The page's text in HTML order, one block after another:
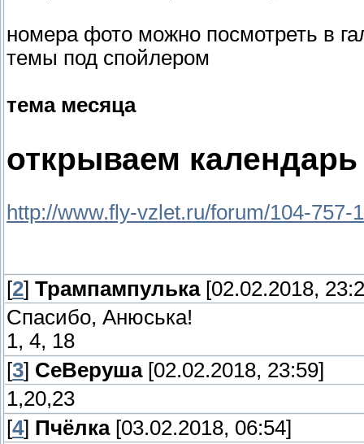
номера фото можно посмотреть в
темы под спойлером
тема месяца
открываем
http://www.fly-vzlet.ru/forum/104-757-1
[2] Трампампулька[02.02.2018,
Спасибо, Анюська!
1, 4, 18
[3] СеВеруша[02.02.2018, 23:59]
1,20,23
[4] Пчёлка[03.02.2018, 06:54]